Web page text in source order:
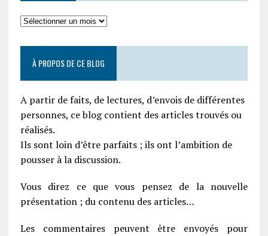
À PROPOS DE CE BLOG
A partir de faits, de lectures, d’envois de différentes
personnes, ce blog contient des articles trouvés ou
réalisés.
Ils sont loin d’être parfaits ; ils ont l’ambition de
pousser à la discussion.
Vous direz ce que vous pensez de la nouvelle
présentation ; du contenu des articles…
Les commentaires peuvent être envoyés pour